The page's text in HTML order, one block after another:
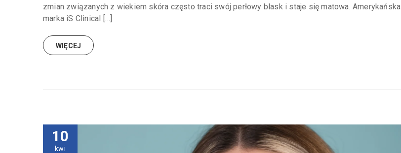
zmian związanych z wiekiem skóra często traci swój perłowy blask i staje się matowa. Amerykańska
marka iS Clinical […]
WIĘCEJ
10
kwi